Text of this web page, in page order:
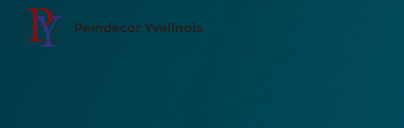
Panneau de gestion des cookies